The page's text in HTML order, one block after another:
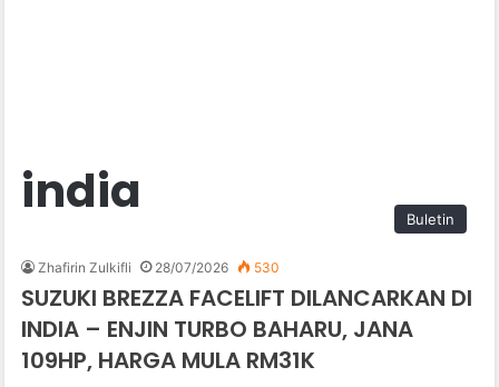
india Buletin
Zhafirin Zulkifli 28/07/2026 530
SUZUKI BREZZA FACELIFT DILANCARKAN DI
INDIA – ENJIN TURBO BAHARU, JANA
109HP, HARGA MULA RM31K